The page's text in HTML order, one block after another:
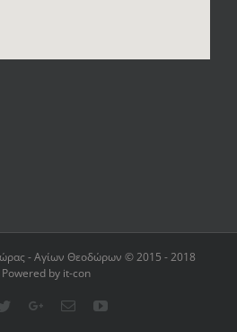
- Αγίων Θεοδώρων © 2015 - 2018
by it-con
TwitterGoogle+EmailYouTube